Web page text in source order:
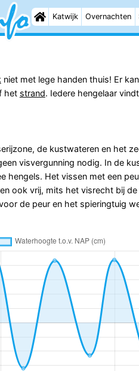
Katwijk Overnachten
niet met lege handen thuis! Er
het strand. Iedere hengelaar
de kustwateren en het
visvergunning nodig. In de
hengels. Het vissen met een
ook vrij, mits het visrecht bij
de peur en het spieringtuig